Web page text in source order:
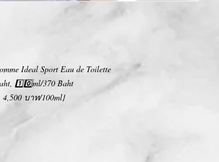
Ideal Sport Eau de Toilette
1️⃣0️⃣ml/370 Baht
บาท/100ml}